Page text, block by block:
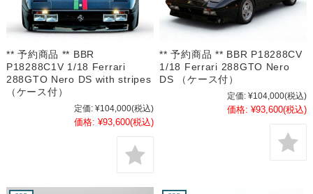
** 予約商品 ** BBR
P18288C1V 1/18 Ferrari
288GTO Nero DS with stripes
（ケース付）
定価: ¥104,000(税込)
価格: ¥93,600(税込)
** 予約商品 ** BBR P18288CV
1/18 Ferrari 288GTO Nero
DS （ケース付）
定価: ¥104,000(税込)
価格: ¥93,600(税込)